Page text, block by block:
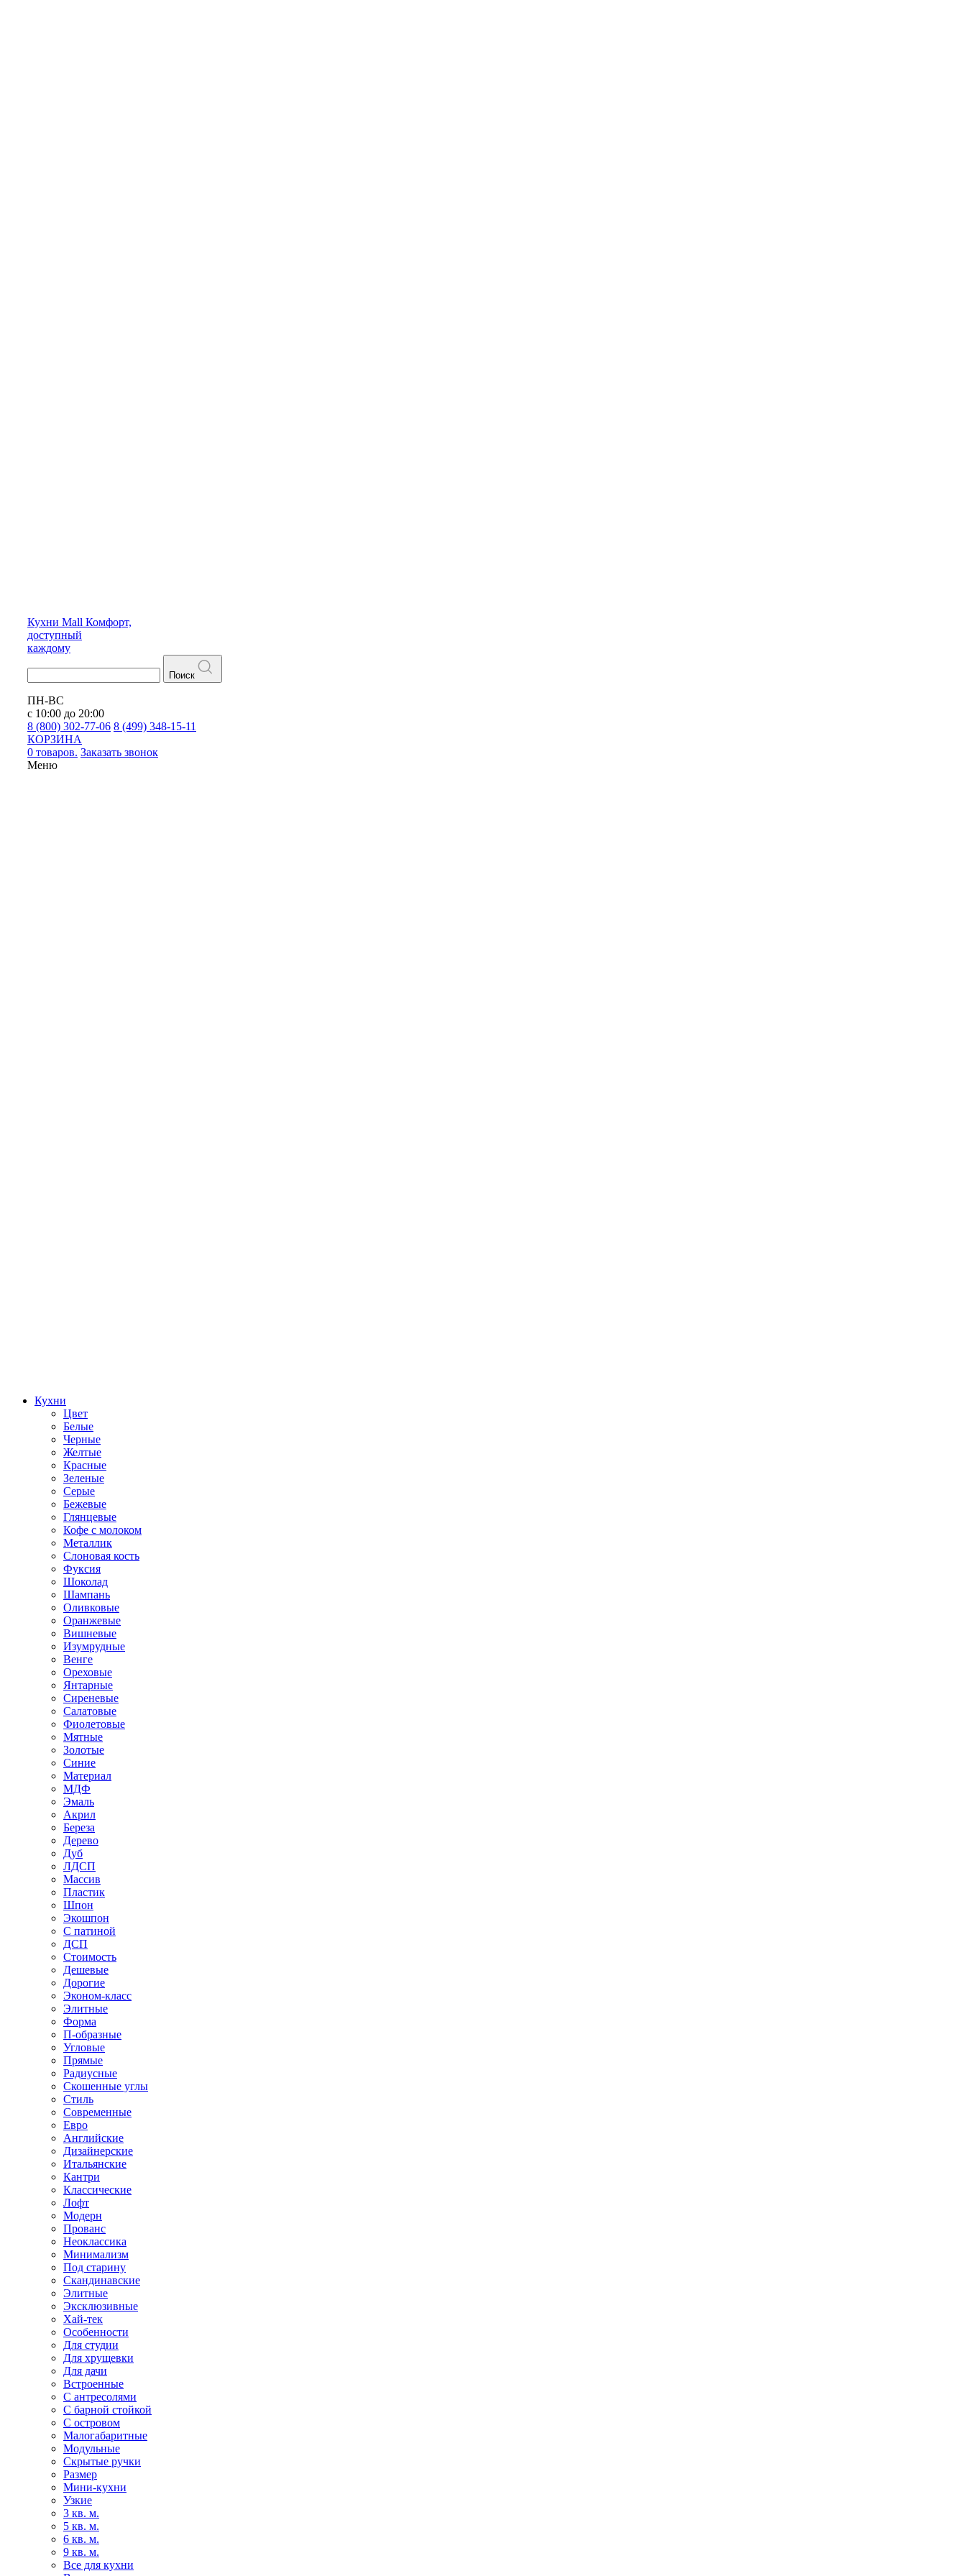
Кухни Mall Комфорт,
доступный
каждому
Поиск
ПН-ВС
с 10:00 до 20:00
8 (800) 302-77-06 8 (499) 348-15-11
КОРЗИНА
0 товаров. Заказать звонок
Меню
Кухни
Цвет
Белые
Черные
Желтые
Красные
Зеленые
Серые
Бежевые
Глянцевые
Кофе с молоком
Металлик
Слоновая кость
Фуксия
Шоколад
Шампань
Оливковые
Оранжевые
Вишневые
Изумрудные
Венге
Ореховые
Янтарные
Сиреневые
Салатовые
Фиолетовые
Мятные
Золотые
Синие
Материал
МДФ
Эмаль
Акрил
Береза
Дерево
Дуб
ЛДСП
Массив
Пластик
Шпон
Экошпон
С патиной
ДСП
Стоимость
Дешевые
Дорогие
Эконом-класс
Элитные
Форма
П-образные
Угловые
Прямые
Радиусные
Скошенные углы
Стиль
Современные
Евро
Английские
Дизайнерские
Итальянские
Кантри
Классические
Лофт
Модерн
Прованс
Неоклассика
Минимализм
Под старину
Скандинавские
Элитные
Эксклюзивные
Хай-тек
Особенности
Для студии
Для хрущевки
Для дачи
Встроенные
С антресолями
С барной стойкой
С островом
Малогабаритные
Модульные
Скрытые ручки
Размер
Мини-кухни
Узкие
3 кв. м.
5 кв. м.
6 кв. м.
9 кв. м.
Все для кухни